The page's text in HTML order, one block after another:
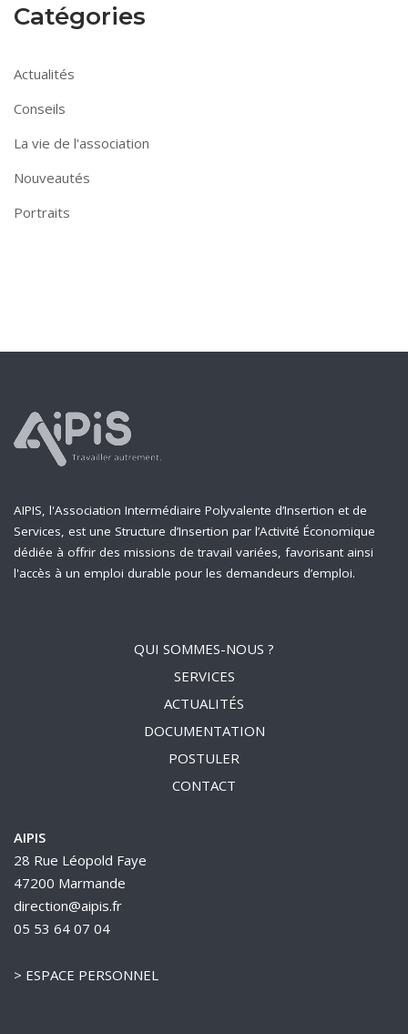
Catégories
Actualités
Conseils
La vie de l'association
Nouveautés
Portraits
AIPIS, l'Association Intermédiaire Polyvalente d’Insertion et de
Services, est une Structure d’Insertion par l’Activité Économique
dédiée à offrir des missions de travail variées, favorisant ainsi
l'accès à un emploi durable pour les demandeurs d’emploi.
QUI SOMMES-NOUS ?
SERVICES
ACTUALITÉS
DOCUMENTATION
POSTULER
CONTACT
AIPIS
28 Rue Léopold Faye
47200 Marmande
direction@aipis.fr
05 53 64 07 04
> ESPACE PERSONNEL